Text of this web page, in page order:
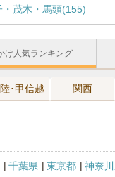
・茂木・馬頭(155)
け人気ランキング
･甲信越 関西
千葉県 東京都 神奈